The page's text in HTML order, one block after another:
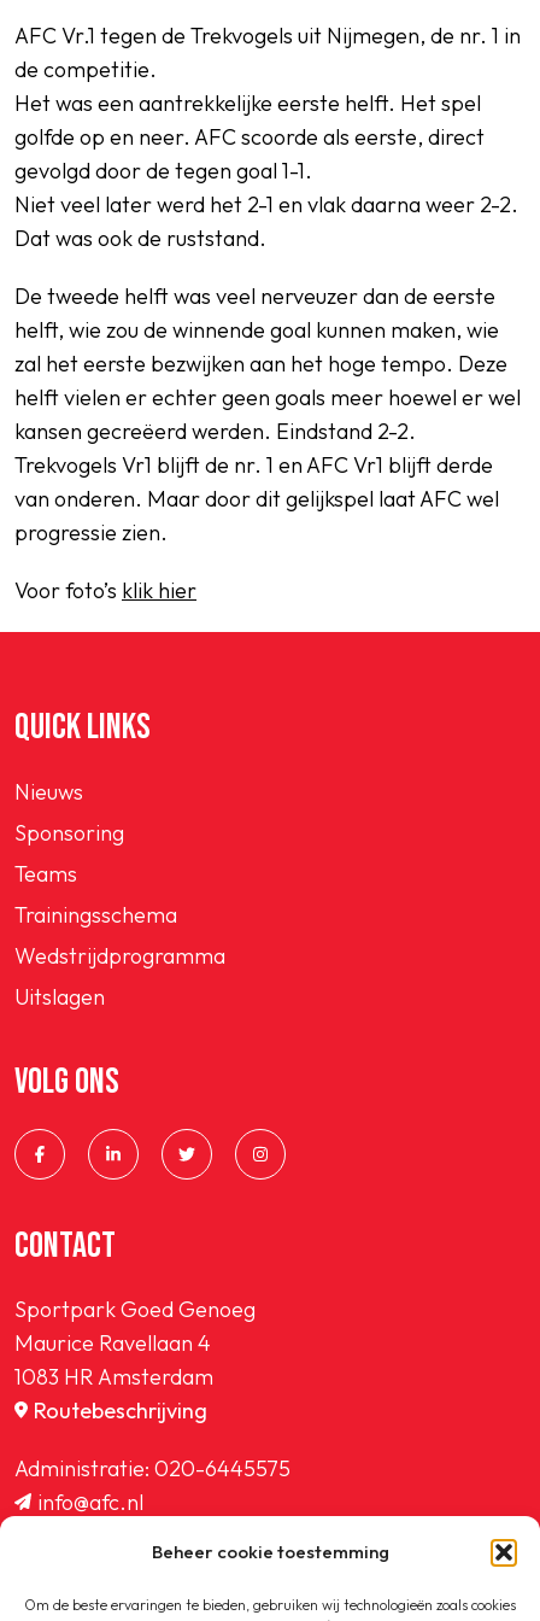
Beheer cookie toestemming
Om de beste ervaringen te bieden, gebruiken wij technologieën zoals cookies
SPORTPARK GOED GENOEG
LIDMAATSCHAP
CONTACT
AFC Vr.1 tegen de Trekvogels uit Nijmegen, de nr. 1 in
de competitie.
Het was een aantrekkelijke eerste helft. Het spel
golfde op en neer. AFC scoorde als eerste, direct
gevolgd door de tegen goal 1-1.
Niet veel later werd het 2-1 en vlak daarna weer 2-2.
Dat was ook de ruststand.
De tweede helft was veel nerveuzer dan de eerste
helft, wie zou de winnende goal kunnen maken, wie
zal het eerste bezwijken aan het hoge tempo. Deze
helft vielen er echter geen goals meer hoewel er wel
kansen gecreëerd werden. Eindstand 2-2.
Trekvogels Vr1 blijft de nr. 1 en AFC Vr1 blijft derde
van onderen. Maar door dit gelijkspel laat AFC wel
progressie zien.
Voor foto’s klik hier
QUICK LINKS
Nieuws
Sponsoring
Teams
Trainingsschema
Wedstrijdprogramma
Uitslagen
VOLG ONS
CONTACT
Sportpark Goed Genoeg
Maurice Ravellaan 4
1083 HR Amsterdam
Routebeschrijving
Administratie: 020-6445575
info@afc.nl
ledenadministratie@afc.nl